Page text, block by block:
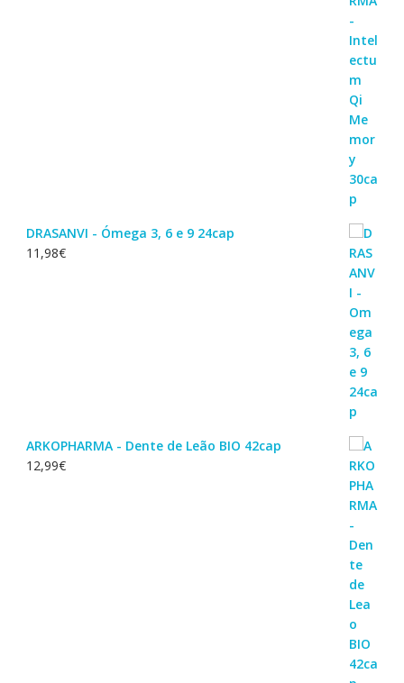
DRASANVI - Ómega 3, 6 e 9 24cap
11,98€
ARKOPHARMA - Dente de Leão BIO 42cap
12,99€